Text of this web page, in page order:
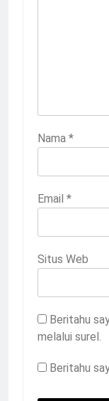
Nama *
Email *
Situs Web
Beritahu
melalui surel.
Beritahu